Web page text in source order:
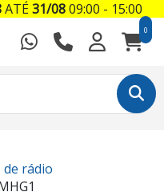
0
de rádio
ATÉ31/0809:00 - 15:00